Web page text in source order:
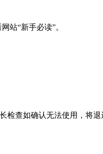
站“新手必读”。
查如确认无法使用，将退